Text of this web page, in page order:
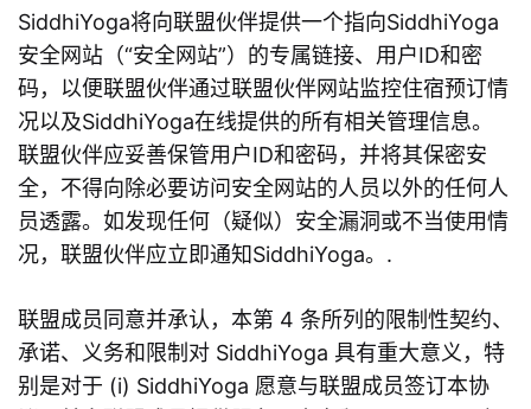
SiddhiYoga将向联盟伙伴提供一个指向SiddhiYoga
安全网站（“安全网站”）的专属链接、用户ID和密
码，以便联盟伙伴通过联盟伙伴网站监控住宿预订情
况以及SiddhiYoga在线提供的所有相关管理信息。
联盟伙伴应妥善保管用户ID和密码，并将其保密安
全，不得向除必要访问安全网站的人员以外的任何人
员透露。如发现任何（疑似）安全漏洞或不当使用情
况，联盟伙伴应立即通知SiddhiYoga。.
联盟成员同意并承认，本第 4 条所列的限制性契约、
承诺、义务和限制对 SiddhiYoga 具有重大意义，特
别是对于 (i) SiddhiYoga 愿意与联盟成员签订本协